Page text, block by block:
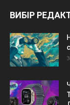
ВИБІР